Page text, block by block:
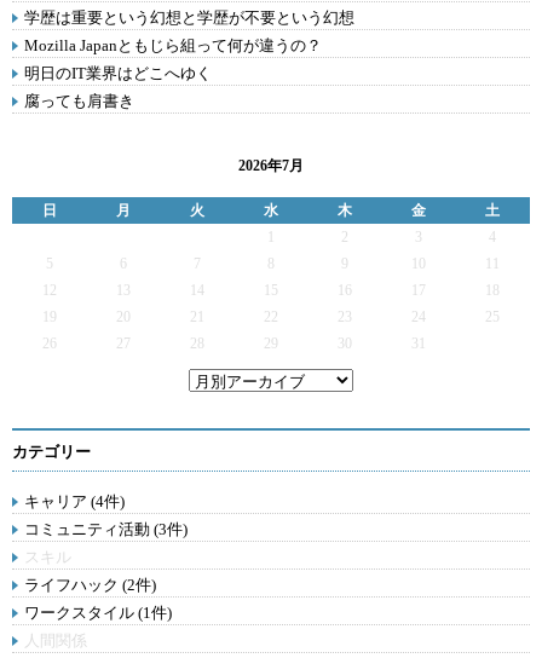
学歴は重要という幻想と学歴が不要という幻想
Mozilla Japanともじら組って何が違うの？
明日のIT業界はどこへゆく
腐っても肩書き
2026年7月
日 月 火 水 木 金
土
2 3
4
5
6 7 9
12
13 14 15 16 17
19
20 21 22 23 24
25
26
27 28 29 30 31
カテゴリー
キャリア (4件)
コミュニティ活動 (3件)
スキル
ライフハック (2件)
ワークスタイル (1件)
人間関係